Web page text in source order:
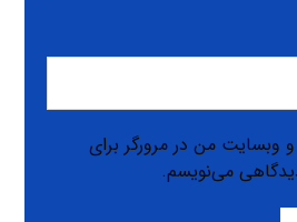
و وبسایت من در مرورگر برای
می‌نویسم.